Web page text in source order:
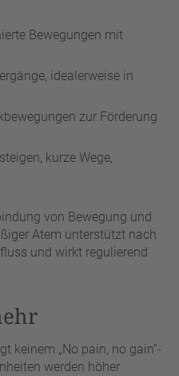
Bewegungen mit
idealerweise in
zur Förderung
kurze Wege,
von Bewegung und
Atem unterstützt nach
und wirkt regulierend
keinem „No pain, no gain“-
werden höher